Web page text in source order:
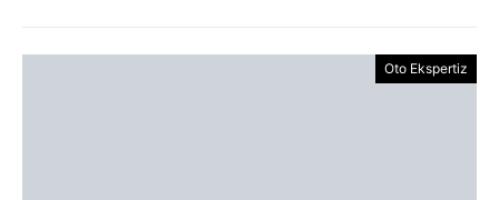
Oto Ekspertiz